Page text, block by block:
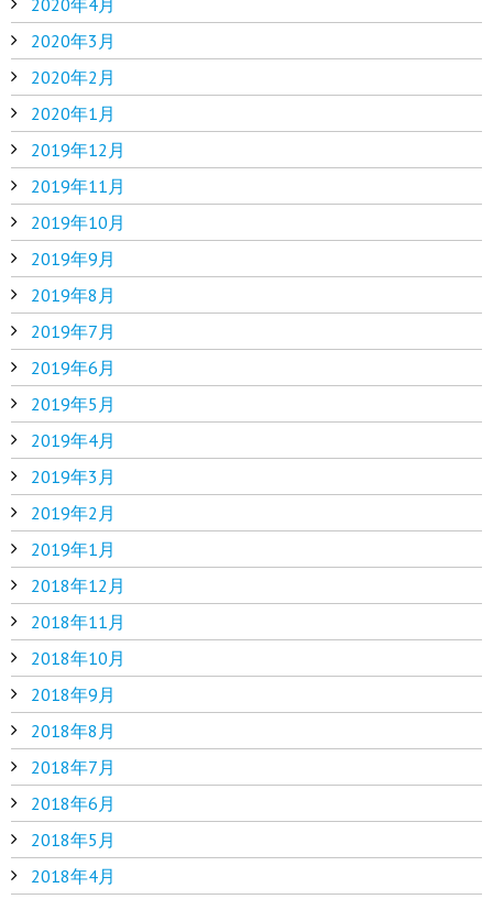
2020年3月
2020年2月
2020年1月
2019年12月
2019年11月
2019年10月
2019年9月
2019年8月
2019年7月
2019年6月
2019年5月
2019年4月
2019年3月
2019年2月
2019年1月
2018年12月
2018年11月
2018年10月
2018年9月
2018年8月
2018年7月
2018年6月
2018年5月
2018年4月